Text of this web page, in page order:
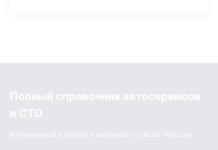
Полный справочник автосервисов
и СТО
Актуальный каталог компаний по всей России